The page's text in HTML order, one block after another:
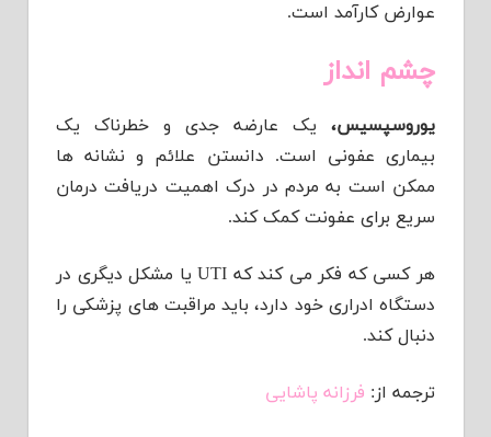
عوارض کارآمد است.
چشم انداز
یوروسپسیس، یک عارضه جدی و خطرناک یک
بیماری عفونی است. دانستن علائم و نشانه ها
ممکن است به مردم در درک اهمیت دریافت درمان
سریع برای عفونت کمک کند.
هر کسی که فکر می کند که UTI یا مشکل دیگری در
دستگاه ادراری خود دارد، باید مراقبت های پزشکی را
دنبال کند.
ترجمه از: فرزانه پاشایی